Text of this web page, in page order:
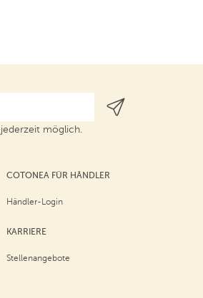
möglich.
COTONEA FÜR HÄNDLER
Händler-Login
KARRIERE
Stellenangebote